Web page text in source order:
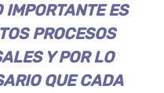
IMPORTANTE ES
PROCESOS
Y POR LO
QUE CADA